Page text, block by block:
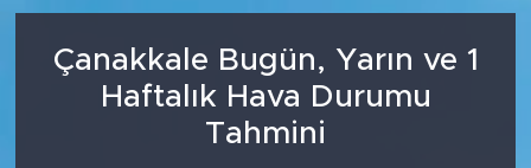
Çanakkale Bugün, Yarın ve 1
Haftalık Hava Durumu
Tahmini
Sağlık
Tüm Manşetler